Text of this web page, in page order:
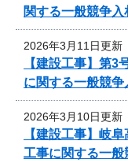
関する一般競争入
2026年3月11日更新
【建設工事】第3
に関する一般競争
2026年3月10日更新
【建設工事】岐
工事に関する一般